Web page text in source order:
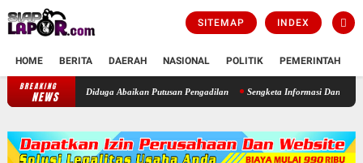
SITEMAP INDEX
HOME BERITA DAERAH NASIONAL POLITIK PEMERINTAH
BREAKING
NEWS Bupati Bogor Didesak Copot Kepala Desa Cimayang Usai Diduga